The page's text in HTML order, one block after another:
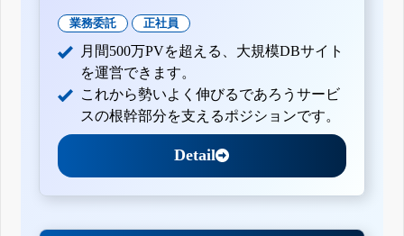
業務委託 正社員
月間500万PVを超える、大規模DBサイト
を運営できます。
これから勢いよく伸びるであろうサービ
スの根幹部分を支えるポジションです。
Detail